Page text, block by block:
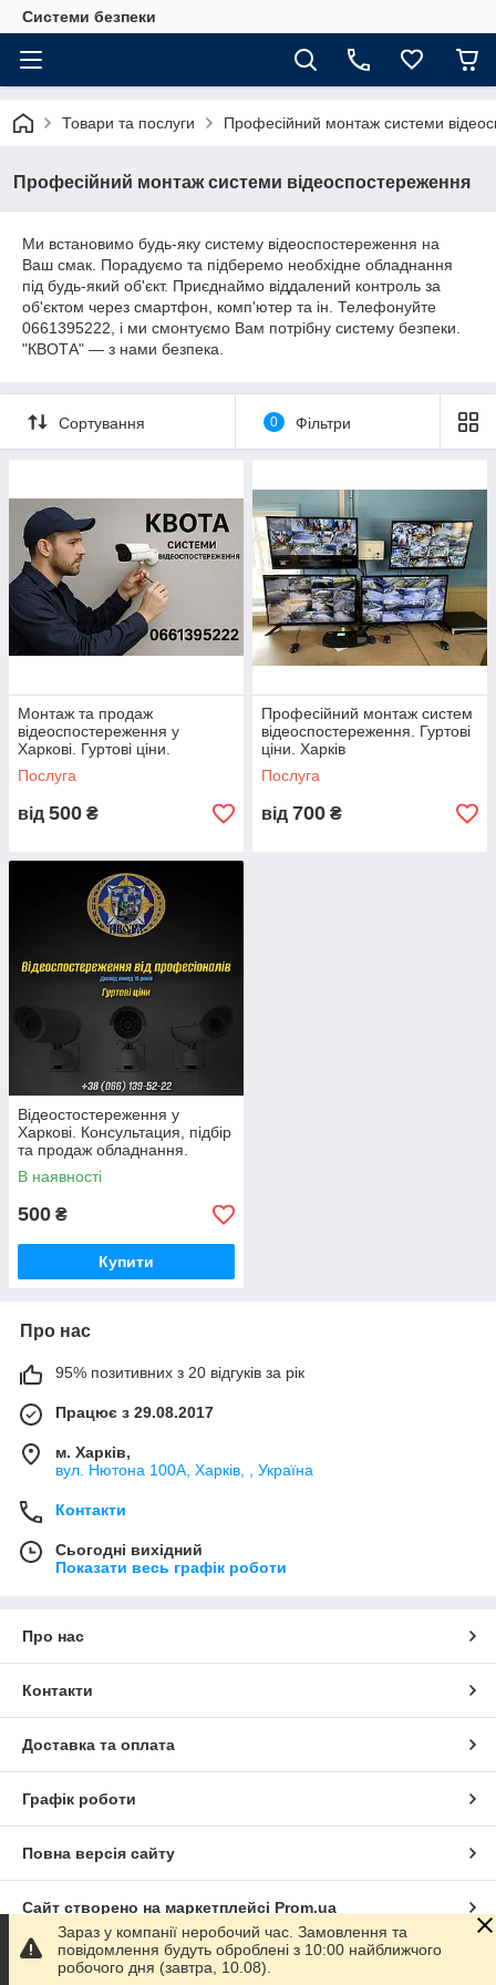
Системи безпеки
Товари та послуги Професійний монтаж системи
Професійний монтаж системи відеоспостереження
Ми встановимо будь-яку систему відеоспостереження на
Ваш смак. Порадуємо та підберемо необхідне обладнання
під будь-який об'єкт. Приєднаймо віддалений контроль за
об'єктом через смартфон, комп'ютер та ін. Телефонуйте
0661395222, і ми смонтуємо Вам потрібну систему безпеки.
"КВОТА" — з нами безпека.
Сортування 0 Фільтри
Монтаж та продаж
відеоспостереження у
Харкові. Гуртові ціни.
Послуга
від 500 ₴
Професійний монтаж систем
відеоспостереження. Гуртові
ціни. Харків
Послуга
від 700 ₴
Відеостостереження у
Харкові. Консультация, підбір
та продаж обладнання.
В наявності
500 ₴
Купити
Про нас
95% позитивних з 20 відгуків за рік
Працює з 29.08.2017
м. Харків,
вул. Нютона 100А, Харків, , Україна
Контакти
Сьогодні вихідний
Показати весь графік роботи
Про нас
Контакти
Доставка та оплата
Графік роботи
Повна версія сайту
Сайт створено на маркетплейсі Prom.ua
Політика конфіденційності
Зараз у компанії неробочий час. Замовлення та
повідомлення будуть оброблені з 10:00 найближчого
робочого дня (завтра, 10.08).